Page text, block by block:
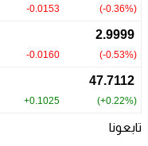
تابعونا